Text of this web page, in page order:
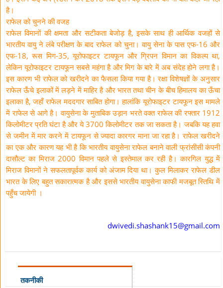
है।
राफेल को चुनने की वजह
राफेल विमानों की क्षमता और सटीकता बेजोड़ है, इसके साथ ही आर्थिक वजहों से
भारतीय वायु ने लंबे परीक्षण के बाद राफेल को चुना। वायु सेना के पास एफ-16 और
एफ-18, रूस मिग-35, यूरोफाइटर टायफून और ग्रिपन विमान का विकल्प था,
लेकिन यूरोफाइटर टायफून सबसे महंगा है और मिग के बारे में अब संदेह होने लगा है।
इस कारण भी राफेल को खरीदने का फैसला किया गया है। रक्षा विशेषज्ञों के अनुसार
राफेल ऊँचे इलाकों में लड़ने में माहिर है और भारत तथा चीन के बीच हिमालय का ऊँचा
इलाका है, जहाँ राफेल मददगार साबित होगा। हालांकि यूरोफाइटर टायफून इस मामले
में राफेल से आगे है। वायुसेना के मुताबिक उड़ान भरते वक्त राफेल की रफ्तार 1912
किलोमीटर प्रति घंटा है और ये 3700 किलोमीटर तक जा सकता है। जबकि यह हवा
से जमीन में मार करने में टायफून से ज्यादा कारगर माना जा रहा है। राफेल खरीदने
का एक और कारण यह भी है कि भारतीय वायुसेना राफेल बनाने वाली फ्रांसीसी कंपनी
दासौल्ट का मिराज 2000 विमान पहले से इस्तेमाल कर रही है। कारगिल युद्ध में
मिराज विमानों ने सफलतापूर्वक कार्य को अंजाम दिया था। कुल मिलाकर राफेल डील
भारत के लिए बहुत सकारात्मक है और इससे भारतीय वायुसेना काफी मजबूत स्तिथि में
पहुँच जायेगी ।
dwivedi.shashank15@gmail.com
तकनीकी